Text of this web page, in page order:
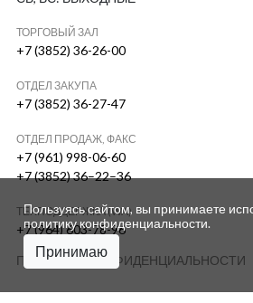
ТОРГОВЫЙ ЗАЛ
+7 (3852) 36-26-00
ОТДЕЛ ЗАКУПА
+7 (3852) 36-27-47
ОТДЕЛ ПРОДАЖ, ФАКС
+7 (961) 998-06-60
+7 (3852) 36–22–36
ТЕХПОДДЕРЖКА (WA)
+7 (964) 603-78-96
ПОЛИТИКА КОНФИДЕНЦИАЛЬНОСТИ
Пользуясь сайтом, вы принимаете
политику конфиденциальности.
Принимаю